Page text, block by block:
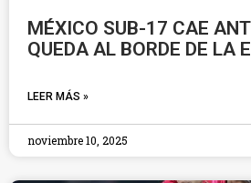
MÉXICO SUB-17 CAE
QUEDA AL BORDE DE LA
LEER MÁS »
noviembre 10, 2025